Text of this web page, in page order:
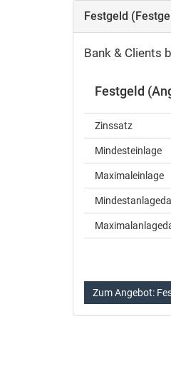
Festgeld
Bank & Clients
Festgeld
Zinssatz
Mindesteinlage
Maximaleinlage
Zum Angebot: